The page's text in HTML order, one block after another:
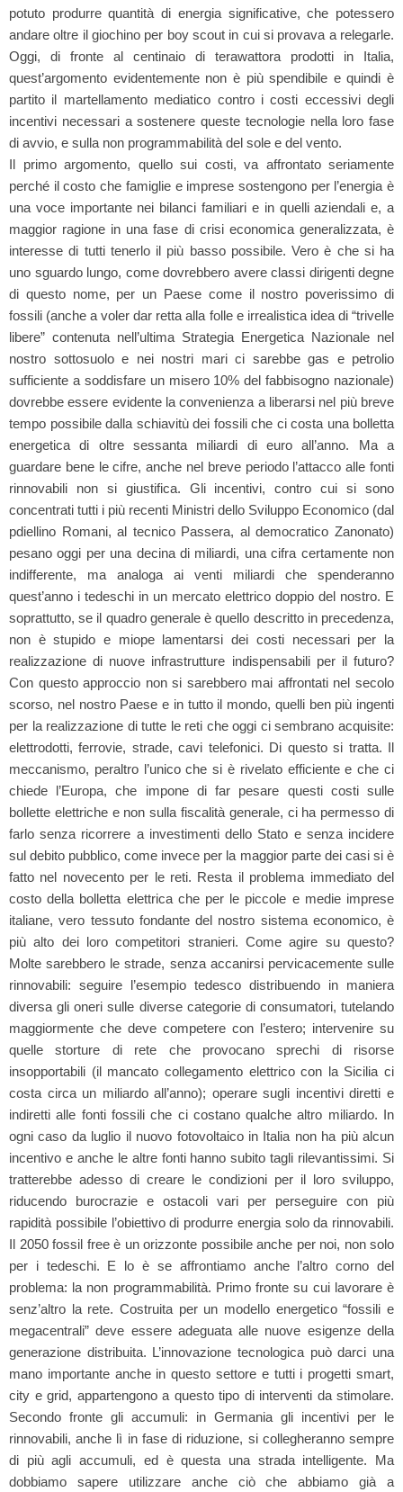
potuto produrre quantità di energia significative, che potessero
andare oltre il giochino per boy scout in cui si provava a relegarle.
Oggi, di fronte al centinaio di terawattora prodotti in Italia,
quest’argomento evidentemente non è più spendibile e quindi è
partito il martellamento mediatico contro i costi eccessivi degli
incentivi necessari a sostenere queste tecnologie nella loro fase
di avvio, e sulla non programmabilità del sole e del vento.
Il primo argomento, quello sui costi, va affrontato seriamente
perché il costo che famiglie e imprese sostengono per l’energia è
una voce importante nei bilanci familiari e in quelli aziendali e, a
maggior ragione in una fase di crisi economica generalizzata, è
interesse di tutti tenerlo il più basso possibile. Vero è che si ha
uno sguardo lungo, come dovrebbero avere classi dirigenti degne
di questo nome, per un Paese come il nostro poverissimo di
fossili (anche a voler dar retta alla folle e irrealistica idea di “trivelle
libere” contenuta nell’ultima Strategia Energetica Nazionale nel
nostro sottosuolo e nei nostri mari ci sarebbe gas e petrolio
sufficiente a soddisfare un misero 10% del fabbisogno nazionale)
dovrebbe essere evidente la convenienza a liberarsi nel più breve
tempo possibile dalla schiavitù dei fossili che ci costa una bolletta
energetica di oltre sessanta miliardi di euro all’anno. Ma a
guardare bene le cifre, anche nel breve periodo l’attacco alle fonti
rinnovabili non si giustifica. Gli incentivi, contro cui si sono
concentrati tutti i più recenti Ministri dello Sviluppo Economico (dal
pdiellino Romani, al tecnico Passera, al democratico Zanonato)
pesano oggi per una decina di miliardi, una cifra certamente non
indifferente, ma analoga ai venti miliardi che spenderanno
quest’anno i tedeschi in un mercato elettrico doppio del nostro. E
soprattutto, se il quadro generale è quello descritto in precedenza,
non è stupido e miope lamentarsi dei costi necessari per la
realizzazione di nuove infrastrutture indispensabili per il futuro?
Con questo approccio non si sarebbero mai affrontati nel secolo
scorso, nel nostro Paese e in tutto il mondo, quelli ben più ingenti
per la realizzazione di tutte le reti che oggi ci sembrano acquisite:
elettrodotti, ferrovie, strade, cavi telefonici. Di questo si tratta. Il
meccanismo, peraltro l’unico che si è rivelato efficiente e che ci
chiede l’Europa, che impone di far pesare questi costi sulle
bollette elettriche e non sulla fiscalità generale, ci ha permesso di
farlo senza ricorrere a investimenti dello Stato e senza incidere
sul debito pubblico, come invece per la maggior parte dei casi si è
fatto nel novecento per le reti. Resta il problema immediato del
costo della bolletta elettrica che per le piccole e medie imprese
italiane, vero tessuto fondante del nostro sistema economico, è
più alto dei loro competitori stranieri. Come agire su questo?
Molte sarebbero le strade, senza accanirsi pervicacemente sulle
rinnovabili: seguire l’esempio tedesco distribuendo in maniera
diversa gli oneri sulle diverse categorie di consumatori, tutelando
maggiormente che deve competere con l’estero; intervenire su
quelle storture di rete che provocano sprechi di risorse
insopportabili (il mancato collegamento elettrico con la Sicilia ci
costa circa un miliardo all’anno); operare sugli incentivi diretti e
indiretti alle fonti fossili che ci costano qualche altro miliardo. In
ogni caso da luglio il nuovo fotovoltaico in Italia non ha più alcun
incentivo e anche le altre fonti hanno subito tagli rilevantissimi. Si
tratterebbe adesso di creare le condizioni per il loro sviluppo,
riducendo burocrazie e ostacoli vari per perseguire con più
rapidità possibile l’obiettivo di produrre energia solo da rinnovabili.
Il 2050 fossil free è un orizzonte possibile anche per noi, non solo
per i tedeschi. E lo è se affrontiamo anche l’altro corno del
problema: la non programmabilità. Primo fronte su cui lavorare è
senz’altro la rete. Costruita per un modello energetico “fossili e
megacentrali” deve essere adeguata alle nuove esigenze della
generazione distribuita. L’innovazione tecnologica può darci una
mano importante anche in questo settore e tutti i progetti smart,
city e grid, appartengono a questo tipo di interventi da stimolare.
Secondo fronte gli accumuli: in Germania gli incentivi per le
rinnovabili, anche lì in fase di riduzione, si collegheranno sempre
di più agli accumuli, ed è questa una strada intelligente. Ma
dobbiamo sapere utilizzare anche ciò che abbiamo già a